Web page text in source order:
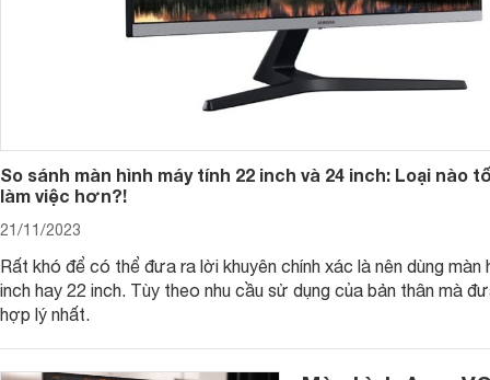
So sánh màn hình máy tính 22 inch và 24 inch: Loại nào
làm việc hơn?!
21/11/2023
Rất khó để có thể đưa ra lời khuyên chính xác là nên dùng màn
inch hay 22 inch. Tùy theo nhu cầu sử dụng của bản thân mà
hợp lý nhất.